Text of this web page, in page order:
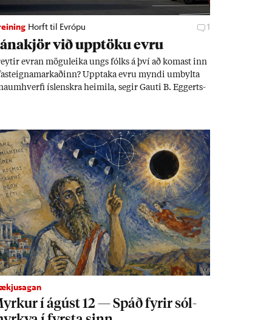
Horft til Evrópu 1
við upp­töku evru
evr­an mögu­leika ungs fólks á því að kom­ast inn
Upp­taka evru myndi um­bylta
ís­lenskra heim­ila, seg­ir Gauti B. Eggerts­
í ág­úst 12 — Spáð fyr­ir sól­